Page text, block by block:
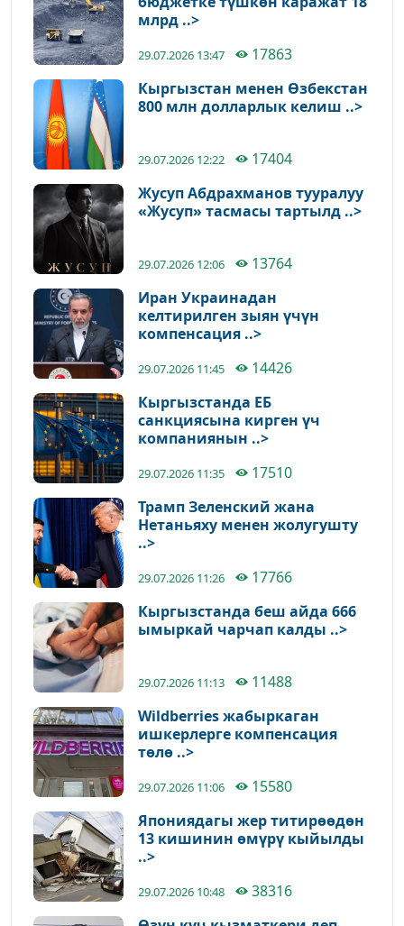
млрд ..>
29.07.2026 13:47
17863
Кыргызстан менен Өзбекстан
800 млн долларлык келиш ..>
29.07.2026 12:22
17404
Жусуп Абдрахманов тууралуу
«Жусуп» тасмасы тартылд ..>
29.07.2026 12:06
13764
Иран Украинадан
келтирилген зыян үчүн
компенсация ..>
29.07.2026 11:45
14426
Кыргызстанда ЕБ
санкциясына кирген үч
компаниянын ..>
29.07.2026 11:35
17510
Трамп Зеленский жана
Нетаньяху менен жолугушту
..>
29.07.2026 11:26
17766
Кыргызстанда беш айда 666
ымыркай чарчап калды ..>
29.07.2026 11:13
11488
Wildberries жабыркаган
ишкерлерге компенсация
төлө ..>
29.07.2026 11:06
15580
Япониядагы жер титирөөдөн
13 кишинин өмүрү кыйылды
..>
29.07.2026 10:48
38316